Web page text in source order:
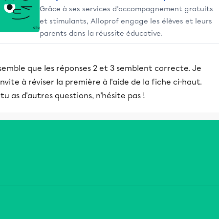
Grâce à ses services d’accompagnement gratuits
et stimulants, Alloprof engage les élèves et leurs
parents dans la réussite éducative.
que les réponses 2 et 3 semblent correcte. Je
à réviser la première à l'aide de la fiche ci-haut.
tu as d'autres questions, n'hésite pas !